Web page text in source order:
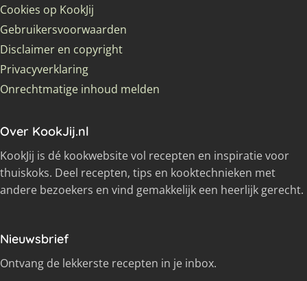
Cookies op KookJij
Gebruikersvoorwaarden
Disclaimer en copyright
Privacyverklaring
Onrechtmatige inhoud melden
Over KookJij.nl
KookJij is dé kookwebsite vol recepten en inspiratie voor
thuiskoks. Deel recepten, tips en kooktechnieken met
andere bezoekers en vind gemakkelijk een heerlijk gerecht.
Nieuwsbrief
Ontvang de lekkerste recepten in je inbox.